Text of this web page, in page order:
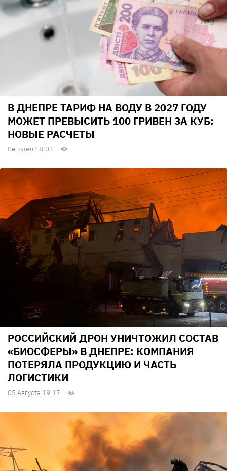
В ДНЕПРЕ ТАРИФ НА ВОДУ В 2027 ГОДУ
МОЖЕТ ПРЕВЫСИТЬ 100 ГРИВЕН ЗА КУБ:
НОВЫЕ РАСЧЕТЫ
Сегодня 18:03
РОССИЙСКИЙ ДРОН УНИЧТОЖИЛ СОСТАВ
«БИОСФЕРЫ» В ДНЕПРЕ: КОМПАНИЯ
ПОТЕРЯЛА ПРОДУКЦИЮ И ЧАСТЬ
ЛОГИСТИКИ
05 Августа 19:17